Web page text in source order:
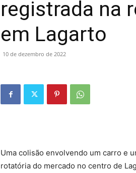
registrada na
em Lagarto
10 de dezembro de 2022
Uma colisão envolvendo um carro e
rotatória do mercado no centro de